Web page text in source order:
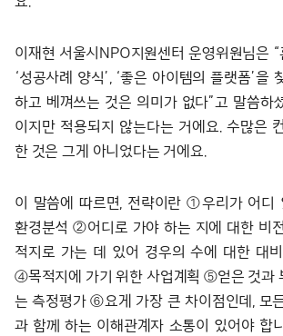
이재현 서울시NPO지원센터 운영위원님은 “
‘성공사례 양식’, ‘좋은 아이템의 플랫폼’을
하고 베껴쓰는 것은 의미가 없다”고 말씀하
이지만 적용되지 않는다는 거에요. 수많은
한 것은 그게 아니었다는 거에요.
이 말씀에 따르면, 전략이란 ①우리가 어디
환경분석 ②어디로 가야 하는 지에 대한 비
적지로 가는 데 있어 경우의 수에 대한 대
④목적지에 가기 위한 사업계획 ⑤얻은 것과
는 측정평가 ⑥요게 가장 큰 차이점인데, 모
과 함께 하는 이해관계자 소통이 있어야 합